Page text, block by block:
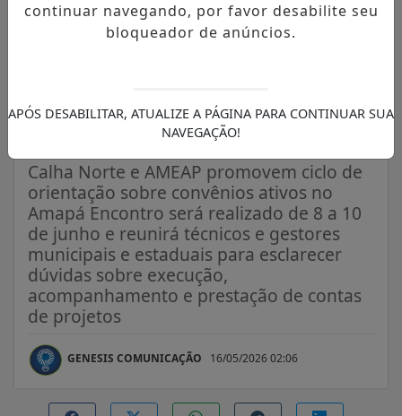
NOTÍCIAS/AMEAP
Calha Norte e AMEAP
sobre convênios ativos no
Calha Norte e AMEAP promovem ciclo de
orientação sobre convênios ativos no
Amapá Encontro será realizado de 8 a 10
de junho e reunirá técnicos e gestores
municipais e estaduais para esclarecer
dúvidas sobre execução,
acompanhamento e prestação de contas
de projetos
GENESIS COMUNICAÇÃO 16/05/2026 02:06
continuar navegando, por favor desabilite seu
bloqueador de anúncios.
APÓS DESABILITAR, ATUALIZE A PÁGINA PARA CONTINUAR SUA
NAVEGAÇÃO!